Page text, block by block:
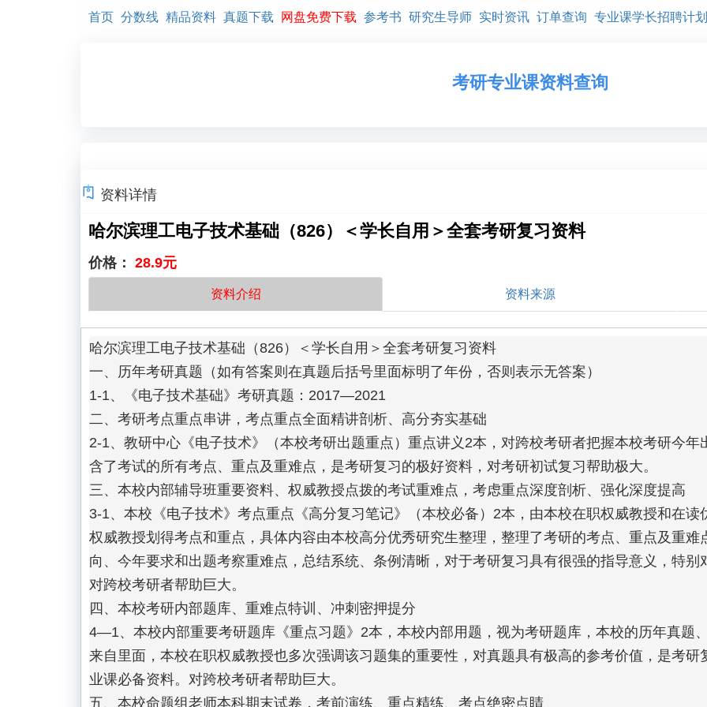
首页 分数线 精品资料 真题下载 网盘免费下载 参考书 研究生导师 实时资讯 订单查询 专业课学长招聘计划
考研专业课资料查询
资料详情
哈尔滨理工电子技术基础（826）＜学长自用＞全套考研复习资料
价格： 28.9元
资料介绍 资料来源
哈尔滨理工电子技术基础（826）＜学长自用＞全套考研复习资料
一、历年考研真题（如有答案则在真题后括号里面标明了年份，否则表示无答案）
1-1、《电子技术基础》考研真题：2017—2021
二、考研考点重点串讲，考点重点全面精讲剖析、高分夯实基础
2-1、教研中心《电子技术》（本校考研出题重点）重点讲义2本，对跨校考研者把握本校考研今
含了考试的所有考点、重点及重难点，是考研复习的极好资料，对考研初试复习帮助极大。
三、本校内部辅导班重要资料、权威教授点拨的考试重难点，考虑重点深度剖析、强化深度提高
3-1、本校《电子技术》考点重点《高分复习笔记》（本校必备）2本，由本校在职权威教授和在
权威教授划得考点和重点，具体内容由本校高分优秀研究生整理，整理了考研的考点、重点及重
向、今年要求和出题考察重难点，总结系统、条例清晰，对于考研复习具有很强的指导意义，特
对跨校考研者帮助巨大。
四、本校考研内部题库、重难点特训、冲刺密押提分
4—1、本校内部重要考研题库《重点习题》2本，本校内部用题，视为考研题库，本校的历年真题
来自里面，本校在职权威教授也多次强调该习题集的重要性，对真题具有极高的参考价值，是考
业课必备资料。对跨校考研者帮助巨大。
五、本校命题组老师本科期末试卷，考前演练、重点精练、考点绝密点睛